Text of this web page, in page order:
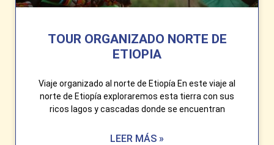
TOUR ORGANIZADO NORTE DE
ETIOPIA
Viaje organizado al norte de Etiopía En este viaje al
norte de Etiopía exploraremos esta tierra con sus
ricos lagos y cascadas donde se encuentran
LEER MÁS »